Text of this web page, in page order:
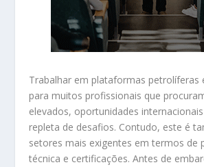
Trabalhar em plataformas petrolíferas
para muitos profissionais que
elevados, oportunidades
repleta de desafios. Contudo, este é
setores mais exigentes em termos de
técnica e certificações. Antes de